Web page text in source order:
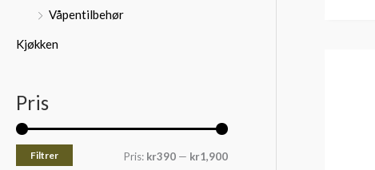
Våpentilbehør
Kjøkken
Pris
Filtrer Pris: kr390 — kr1,900